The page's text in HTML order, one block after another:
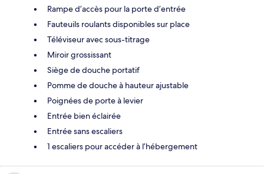
Rampe d’accès pour la porte d’entrée
Fauteuils roulants disponibles sur place
Téléviseur avec sous-titrage
Miroir grossissant
Siège de douche portatif
Pomme de douche à hauteur ajustable
Poignées de porte à levier
Entrée bien éclairée
Entrée sans escaliers
1 escaliers pour accéder à l’hébergement